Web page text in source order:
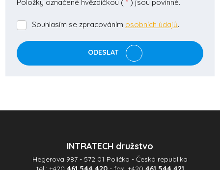
Položky označené hvězdičkou ( * ) jsou povinné.
Souhlasím
zpracováním
osobních
údajů.
Souhlasím se zpracováním osobních údajů.
ODESLAT
odeslat.
INTRATECH družstvo
Hegerova 987 - 572 01 Polička - Česká republika